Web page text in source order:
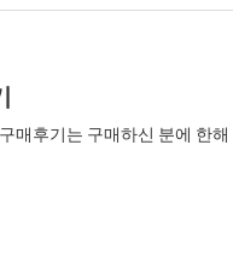
매후기는 구매하신 분에 한해